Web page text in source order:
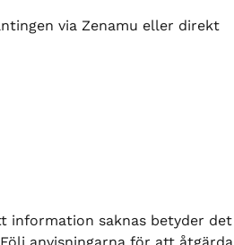
via Zenamu eller direkt
information saknas betyder det